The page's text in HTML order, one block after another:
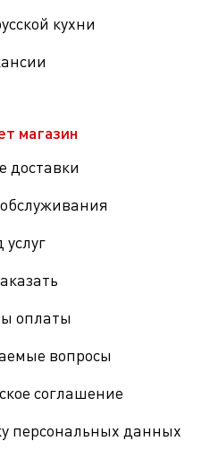
кухни
магазин
доставки
услуг
оплаты
вопросы
соглашение
персональных данных